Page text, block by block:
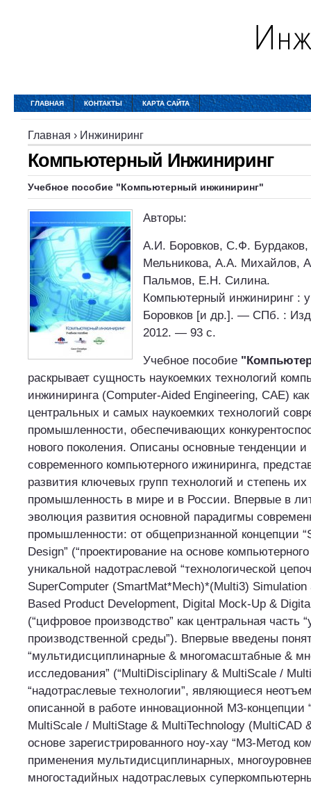
ГЛАВНАЯ КОНТАКТЫ КАРТА САЙТА
Главная › Инжиниринг
Компьютерный Инжиниринг
Учебное пособие "Компьютерный инжиниринг"
Авторы:
А.И. Боровков, С.Ф.
Мельникова, А.А. Михайлов,
Пальмов, Е.Н. Силина.
Компьютерный инжиниринг :
Боровков [и др.]. — СПб. :
2012. — 93 с.
Учебное пособие
раскрывает сущность наукоемких технологий
инжиниринга (Computer-Aided Engineering, CAE)
центральных и самых наукоемких технологий
промышленности, обеспечивающих
нового поколения. Описаны основные тенденции
современного компьютерного ижиниринга,
развития ключевых групп технологий и степень
промышленность в мире и в России. Впервые в
эволюция развития основной парадигмы
промышленности: от общепризнанной концепции
Design” (“проектирование на основе
уникальной надотраслевой “технологической
SuperComputer (SmartMat*Mech)*(Multi3)
Based Product Development, Digital Mock-Up &
(“цифровое производство” как центральная часть
производственной среды”). Впервые введены
“мультидисциплинарные & многомасштабные &
исследования” (“MultiDisciplinary & MultiScale /
“надотраслевые технологии”, являющиеся
описанной в работе инновационной М3-концепции
MultiScale / MultiStage & MultiTechnology (MultiCAD
основе зарегистрированного ноу-хау “М3-Метод
применения мультидисциплинарных,
многостадийных надотраслевых